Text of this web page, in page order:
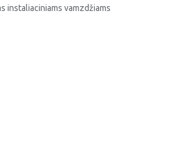
instaliaciniams vamzdžiams